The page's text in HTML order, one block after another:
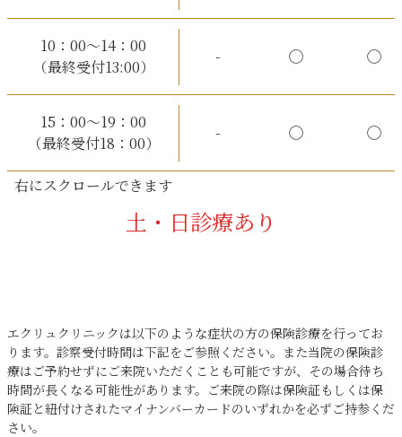
10：00～14：00
（最終受付13:00）
- ◯ ◯
15：00～19：00
（最終受付18：00）
- ◯ ◯
土・日診療あり
エクリュクリニックは以下のような症状の方の保険診療を行ってお
ります。診察受付時間は下記をご参照ください。また当院の保険診
療はご予約せずにご来院いただくことも可能ですが、その場合待ち
時間が長くなる可能性があります。ご来院の際は保険証もしくは保
険証と紐付けされたマイナンバーカードのいずれかを必ずご持参くだ
さい。